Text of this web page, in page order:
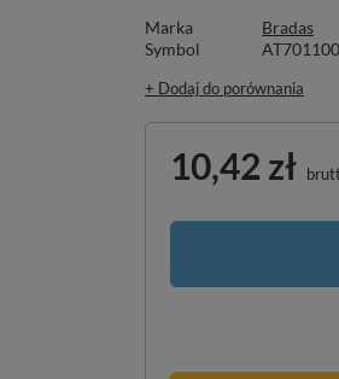
Marka
Bradas
Symbol
+ Dodaj do porównania
10,42 zł